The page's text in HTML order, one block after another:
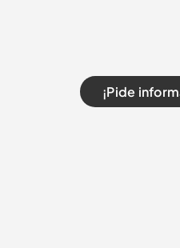
¡Pide